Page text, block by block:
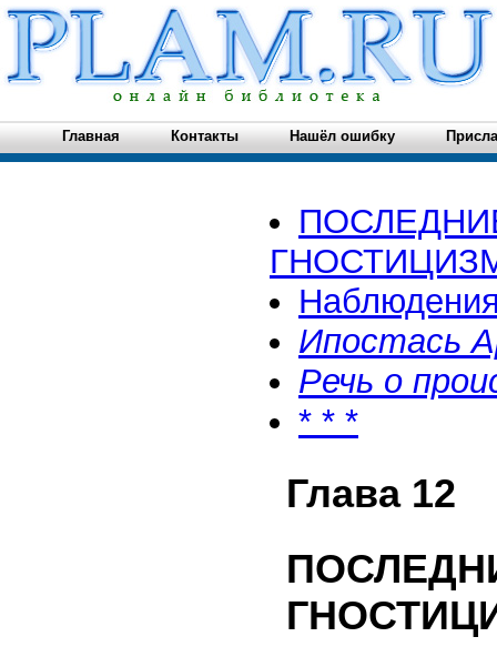
Главная Контакты Нашёл ошибку
Ипостась
Речь о
* * *
Глава 12